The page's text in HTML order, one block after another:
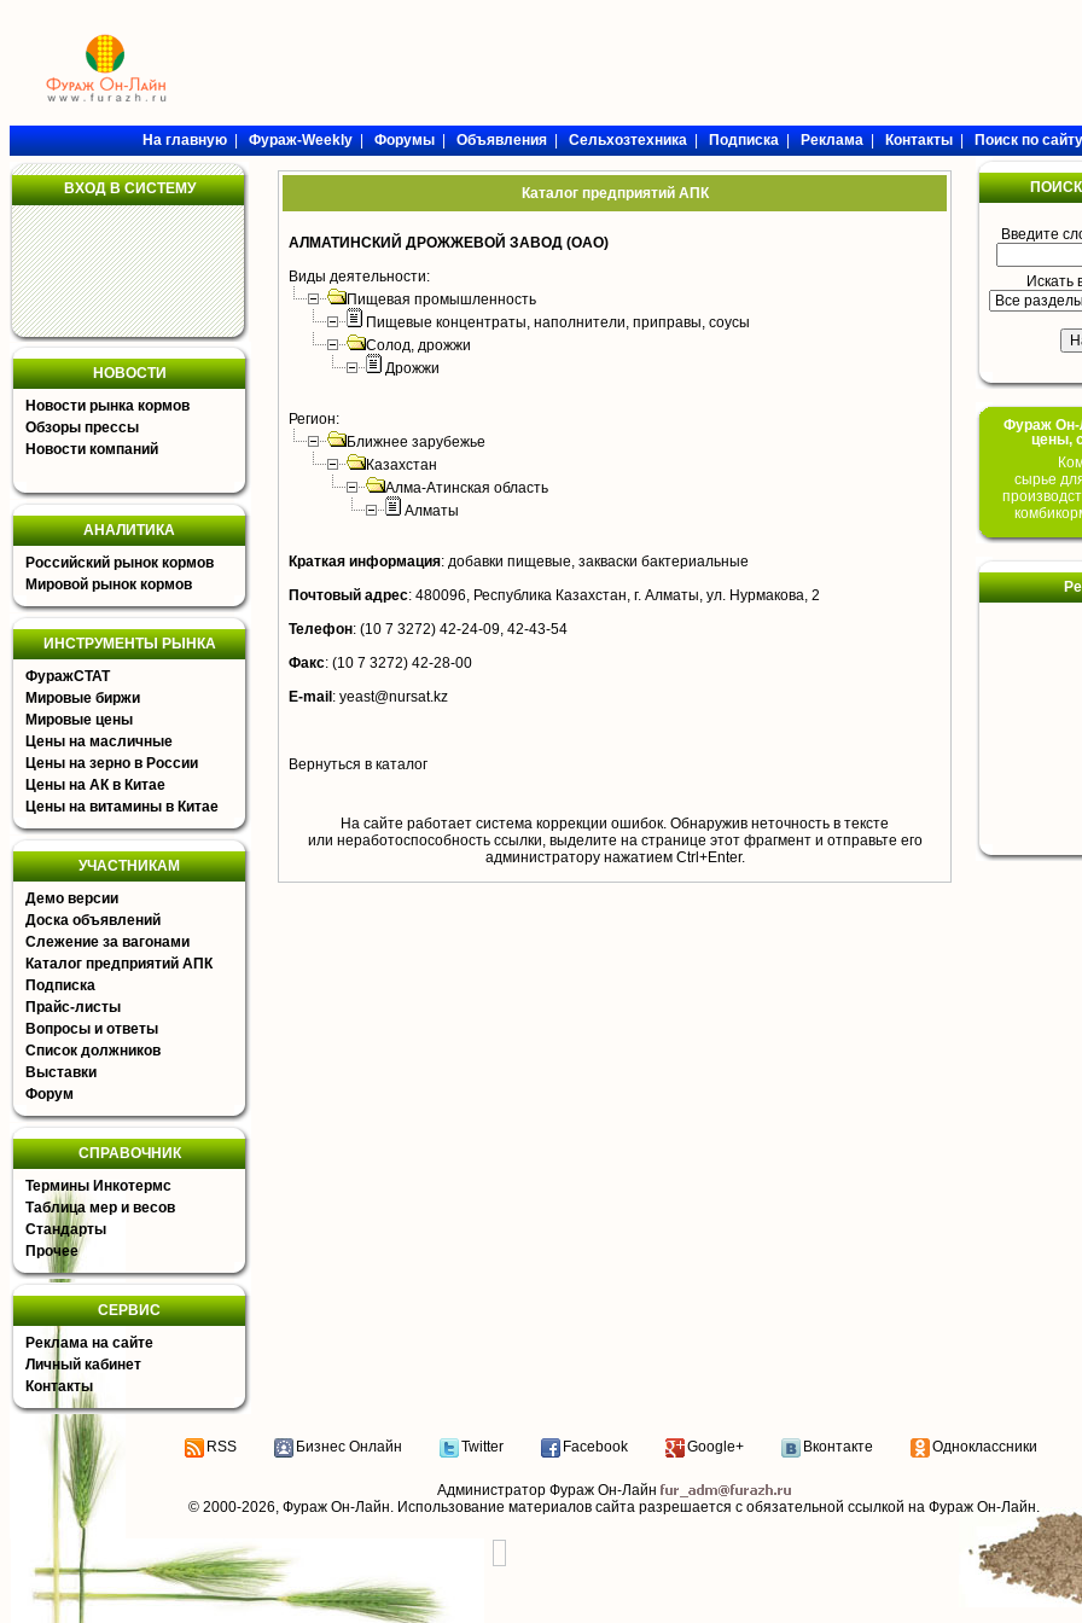
На главную|Фураж-Weekly|Форумы|Объявления|Сельхозтехника|Подписка|Реклама|Контакты|Поиск по сайту
ВХОД В СИСТЕМУ
НОВОСТИ
Новости рынка кормов
Обзоры прессы
Новости компаний
АНАЛИТИКА
Российский рынок кормов
Мировой рынок кормов
ИНСТРУМЕНТЫ РЫНКА
ФуражСТАТ
Мировые биржи
Мировые цены
Цены на масличные
Цены на зерно в России
Цены на АК в Китае
Цены на витамины в Китае
УЧАСТНИКАМ
Демо версии
Доска объявлений
Слежение за вагонами
Каталог предприятий АПК
Подписка
Прайс-листы
Вопросы и ответы
Список должников
Выставки
Форум
СПРАВОЧНИК
Термины Инкотермс
Таблица мер и весов
Стандарты
Прочее
СЕРВИС
Реклама на сайте
Личный кабинет
Контакты
Каталог предприятий АПК
АЛМАТИНСКИЙ ДРОЖЖЕВОЙ ЗАВОД (ОАО)
Виды деятельности:
Пищевая промышленность
Пищевые концентраты, наполнители, приправы, соусы
Солод, дрожжи
Дрожжи
Регион:
Ближнее зарубежье
Казахстан
Алма-Атинская область
Алматы
Краткая информация: добавки пищевые, закваски бактериальные
Почтовый адрес: 480096, Республика Казахстан, г. Алматы, ул. Нурмакова, 2
Телефон: (10 7 3272) 42-24-09, 42-43-54
Факс: (10 7 3272) 42-28-00
E-mail : yeast@nursat.kz
Вернуться в каталог
На сайте работает система коррекции ошибок. Обнаружив неточность в тексте
или неработоспособность ссылки, выделите на странице этот фрагмент и отправьте его
aдминистратору нажатием Ctrl+Enter.
Введите
Искать
Фураж Он-
цены,
сырье
RSS Бизнес Онлайн Twitter Facebook Google+ Вконтакте Одноклассники
Администратор Фураж Он-Лайн
© 2000-2026, Фураж Он-Лайн. Использование материалов сайта разрешается с обязательной ссылкой на Фураж Он-Лайн.